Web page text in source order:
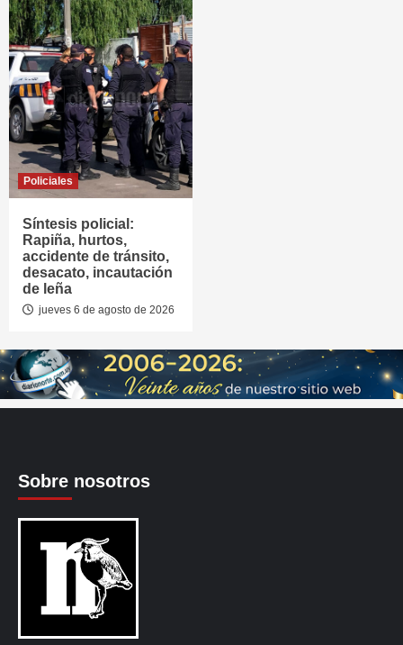
Policiales
Síntesis policial:
Rapiña, hurtos,
accidente de tránsito,
desacato, incautación
de leña
jueves 6 de agosto de 2026
Sobre nosotros